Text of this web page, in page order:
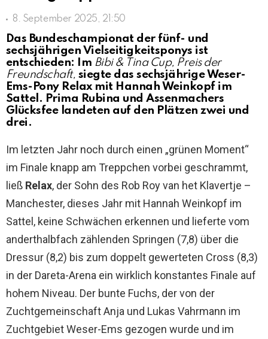
8. September 2025, 21:50
Das Bundeschampionat der fünf- und
sechsjährigen Vielseitigkeitsponys ist
entschieden: Im Bibi & Tina Cup, Preis der
Freundschaft, siegte das sechsjährige Weser-
Ems-Pony Relax mit Hannah Weinkopf im
Sattel. Prima Rubina und Assenmachers
Glücksfee landeten auf den Plätzen zwei und
drei.
Im letzten Jahr noch durch einen „grünen Moment“
im Finale knapp am Treppchen vorbei geschrammt,
ließ Relax, der Sohn des Rob Roy van het Klavertje –
Manchester, dieses Jahr mit Hannah Weinkopf im
Sattel, keine Schwächen erkennen und lieferte vom
anderthalbfach zählenden Springen (7,8) über die
Dressur (8,2) bis zum doppelt gewerteten Cross (8,3)
in der Dareta-Arena ein wirklich konstantes Finale auf
hohem Niveau. Der bunte Fuchs, der von der
Zuchtgemeinschaft Anja und Lukas Vahrmann im
Zuchtgebiet Weser-Ems gezogen wurde und im